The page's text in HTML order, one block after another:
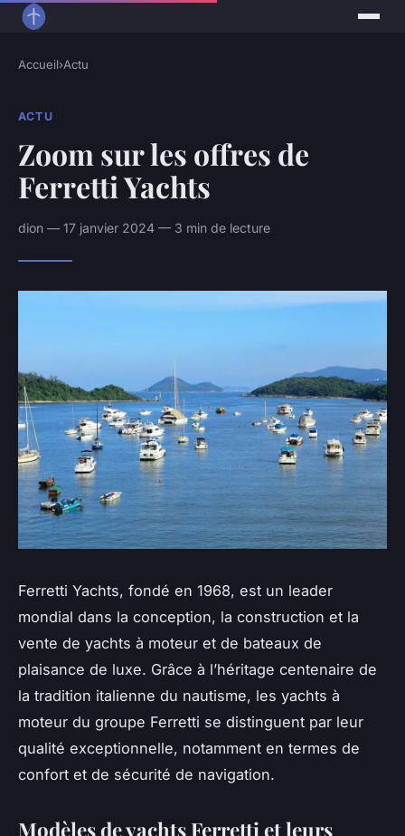
Accueil›Actu
ACTU
Zoom sur les offres de
Ferretti Yachts
dion — 17 janvier 2024 — 3 min de lecture
Ferretti Yachts, fondé en 1968, est un leader
mondial dans la conception, la construction et la
vente de yachts à moteur et de bateaux de
plaisance de luxe. Grâce à l’héritage centenaire de
la tradition italienne du nautisme, les yachts à
moteur du groupe Ferretti se distinguent par leur
qualité exceptionnelle, notamment en termes de
confort et de sécurité de navigation.
Modèles de yachts Ferretti et leurs